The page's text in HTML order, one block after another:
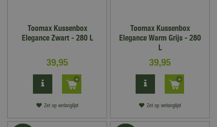
Toomax Kussenbox
Elegance Zwart - 280 L
39,95
Zet op verlanglijst
Toomax Kussenbox
Elegance Warm Grijs - 280
L
39,95
Zet op verlanglijst